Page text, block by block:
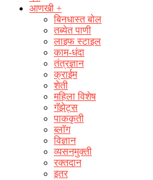
आणखी +
बिनधास्त बोल
तब्येत पाणी
लाइफ स्टाइल
काम-धंदा
तंत्रज्ञान
क्राईम
शेती
महिला विशेष
गॅझेट्स
पाककृती
ब्लॉग
विज्ञान
व्यसनमुक्ती
रक्‍तदान
इतर